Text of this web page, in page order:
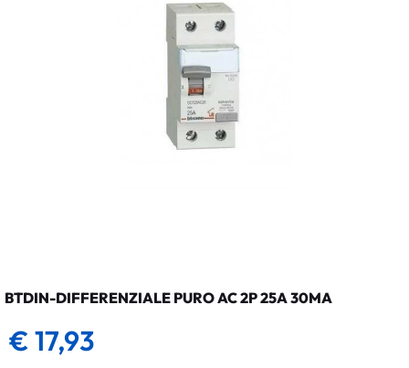
BTDIN-DIFFERENZIALE PURO AC 2P 25A 30MA
€ 17,93